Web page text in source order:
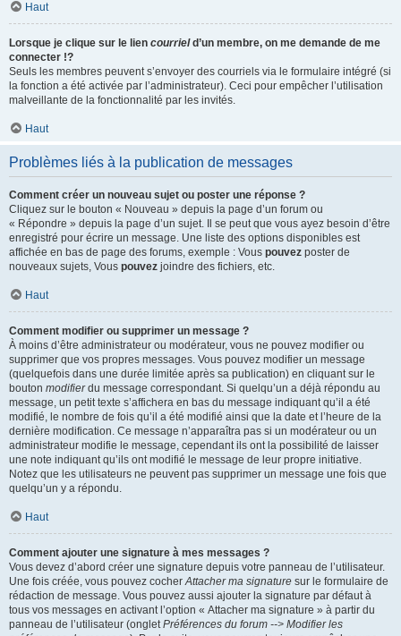
Haut
Lorsque je clique sur le lien courrield’un membre, on me demande de me
connecter !?
Seuls les membres peuvent s’envoyer des courriels via le formulaire intégré (si
la fonction a été activée par l’administrateur). Ceci pour empêcher l’utilisation
malveillante de la fonctionnalité par les invités.
Haut
Problèmes liés à la publication de messages
Comment créer un nouveau sujet ou poster une réponse ?
Cliquez sur le bouton « Nouveau » depuis la page d’un forum ou
« Répondre » depuis la page d’un sujet. Il se peut que vous ayez besoin d’être
enregistré pour écrire un message. Une liste des options disponibles est
affichée en bas de page des forums, exemple : Vous pouvez poster de
nouveaux sujets, Vous pouvez joindre des fichiers, etc.
Haut
Comment modifier ou supprimer un message ?
À moins d’être administrateur ou modérateur, vous ne pouvez modifier ou
supprimer que vos propres messages. Vous pouvez modifier un message
(quelquefois dans une durée limitée après sa publication) en cliquant sur le
bouton modifierdu message correspondant. Si quelqu’un a déjà répondu au
message, un petit texte s’affichera en bas du message indiquant qu’il a été
modifié, le nombre de fois qu’il a été modifié ainsi que la date et l’heure de la
dernière modification. Ce message n’apparaîtra pas si un modérateur ou un
administrateur modifie le message, cependant ils ont la possibilité de laisser
une note indiquant qu’ils ont modifié le message de leur propre initiative.
Notez que les utilisateurs ne peuvent pas supprimer un message une fois que
quelqu’un y a répondu.
Haut
Comment ajouter une signature à mes messages ?
Vous devez d’abord créer une signature depuis votre panneau de l’utilisateur.
Une fois créée, vous pouvez cocherAttacher ma signature sur le formulaire de
rédaction de message. Vous pouvez aussi ajouter la signature par défaut à
tous vos messages en activant l’option « Attacher ma signature » à partir du
panneau de l’utilisateur (ongletPréférences du forum --> Modifier les